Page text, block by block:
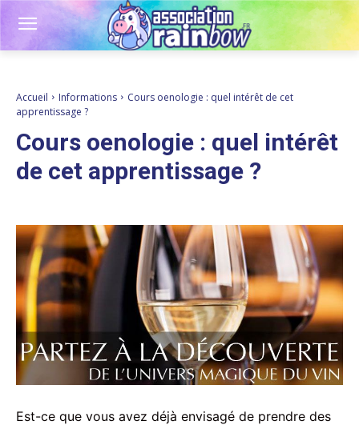
Accueil Informations
Cours oenologie : quel intérêt de cet
apprentissage ?
Cours oenologie : quel intérêt
de cet apprentissage ?
Est-ce que vous avez déjà envisagé de prendre des